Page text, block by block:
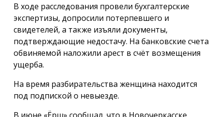
В ходе расследования провели бухгалтерские
экспертизы, допросили потерпевшего и
свидетелей, а также изъяли документы,
подтверждающие недостачу. На банковские счета
обвиняемой наложили арест в счёт возмещения
ущерба.
На время разбирательства женщина находится
под подпиской о невыезде.